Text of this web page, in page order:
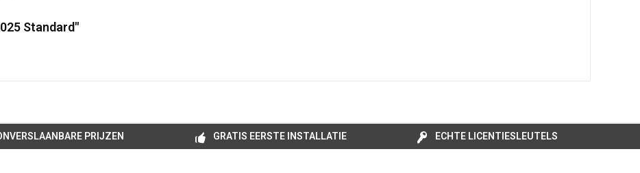
Standard"
PRIJZEN GRATIS EERSTE INSTALLATIE ECHTE LICENTIESLEUTELS